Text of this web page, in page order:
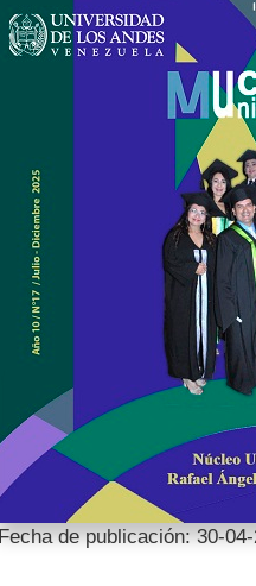
Fecha de publicación: 30-